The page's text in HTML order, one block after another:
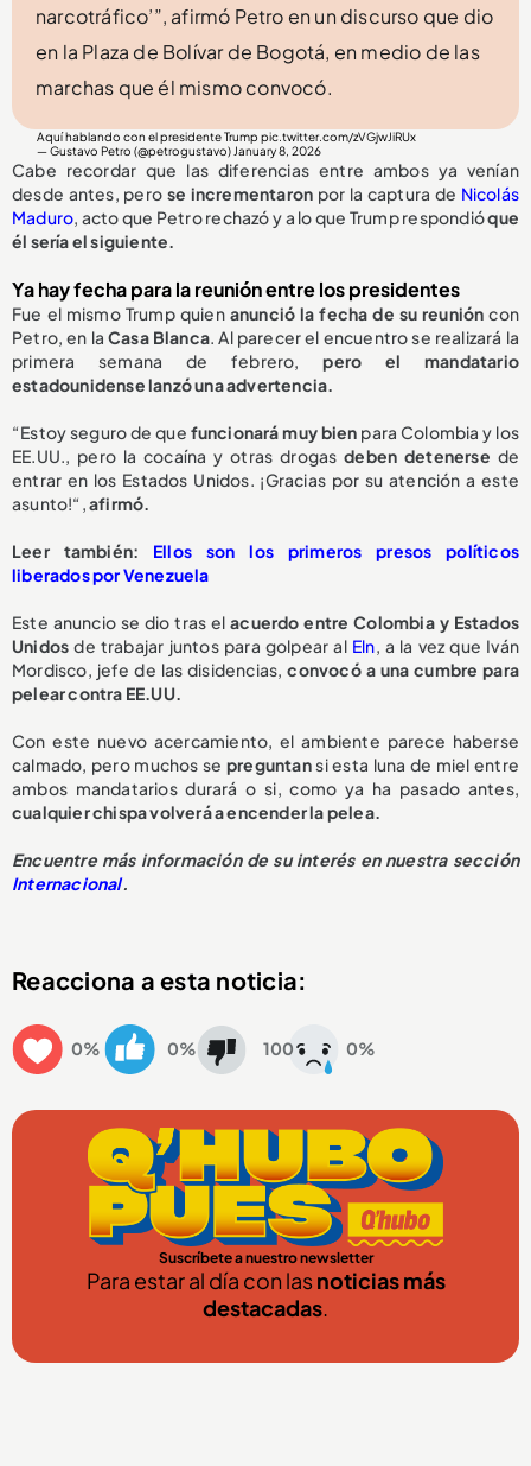
narcotráfico’”, afirmó Petro en un discurso que dio
en la Plaza de Bolívar de Bogotá, en medio de las
marchas que él mismo convocó.
Aquí hablando con el presidente Trumppic.twitter.com/zVGjwJiRUx
— Gustavo Petro (@petrogustavo) January 8, 2026
Cabe recordar que las diferencias entre ambos ya venían
desde antes, pero se incrementaron por la captura de Nicolás
Maduro, acto que Petro rechazó y a lo que Trump respondióque
él sería el siguiente.
Ya hay fecha para la reunión entre los presidentes
Fue el mismo Trump quienanunció la fecha de su reunión con
Petro, en la Casa Blanca. Al parecer el encuentro se realizará la
primera semana de febrero,pero el mandatario
estadounidense lanzó una advertencia.
“Estoy seguro de que funcionará muy bien para Colombia y los
EE.UU., pero la cocaína y otras drogasdeben detenerse de
entrar en los Estados Unidos. ¡Gracias por su atención a este
asunto!“,afirmó.
Leer también: Ellos son los primeros presos políticos
liberados por Venezuela
Este anuncio se dio tras elacuerdo entre Colombia y Estados
Unidos de trabajar juntos para golpear al Eln, a la vez que Iván
Mordisco, jefe de las disidencias,convocó a una cumbre para
pelear contra EE.UU.
Con este nuevo acercamiento, el ambiente parece haberse
calmado, pero muchos se preguntansi esta luna de miel entre
ambos mandatarios durará o si, como ya ha pasado antes,
cualquier chispa volverá a encender la pelea.
Encuentre más información de su interés en nuestra sección
Internacional.
Reacciona a esta noticia:
0% 0% 100 0%
Suscríbete a nuestro newsletter
Para estar al día con lasnoticias más
destacadas.